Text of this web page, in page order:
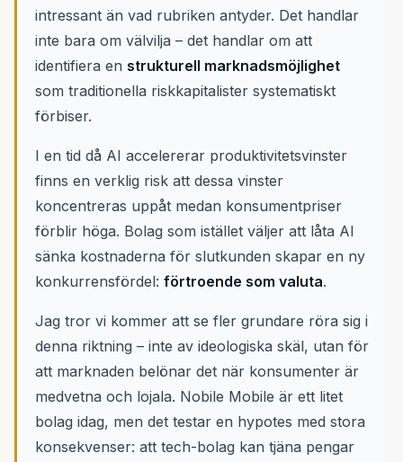
intressant än vad rubriken antyder. Det handlar
inte bara om välvilja – det handlar om att
identifiera en strukturell marknadsmöjlighet
som traditionella riskkapitalister systematiskt
förbiser.
I en tid då AI accelererar produktivitetsvinster
finns en verklig risk att dessa vinster
koncentreras uppåt medan konsumentpriser
förblir höga. Bolag som istället väljer att låta AI
sänka kostnaderna för slutkunden skapar en ny
konkurrensfördel: förtroende som valuta.
Jag tror vi kommer att se fler grundare röra sig i
denna riktning – inte av ideologiska skäl, utan för
att marknaden belönar det när konsumenter är
medvetna och lojala. Nobile Mobile är ett litet
bolag idag, men det testar en hypotes med stora
konsekvenser: att tech-bolag kan tjäna pengar